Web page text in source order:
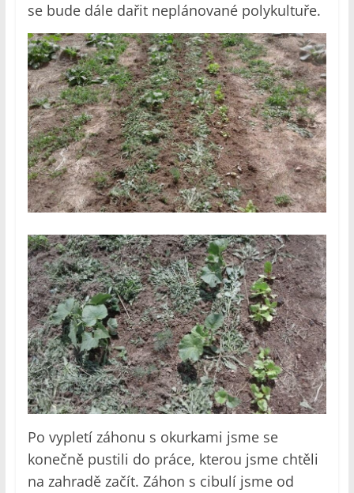
se bude dále dařit neplánované polykultuře.
Po vypletí záhonu s okurkami jsme se
konečně pustili do práce, kterou jsme chtěli
na zahradě začít. Záhon s cibulí jsme od